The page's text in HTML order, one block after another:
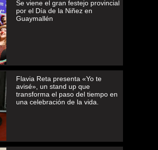
Se viene el gran festejo provincial
por el Día de la Niñez en
Guaymallén
Flavia Reta presenta «Yo te
avisé», un stand up que
transforma el paso del tiempo en
una celebración de la vida.